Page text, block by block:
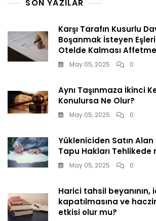
SON YAZILAR
Karşı Tarafın Kusurlu
Boşanmak İsteyen
Otelde Kalması Affetme
May 05, 2025 0
Aynı Taşınmaza İkinci
Konulursa Ne Olur?
May 05, 2025 0
Yükleniciden Satın Alan
Tapu Hakları Tehlikede
May 05, 2025 0
Harici tahsil beyanının,
kapatılmasına ve
etkisi olur mu?